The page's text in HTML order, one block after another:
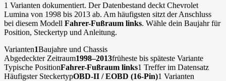
1 Varianten dokumentiert. Der Datenbestand deckt Chevrolet
Lumina von 1998 bis 2013 ab. Am häufigsten sitzt der Anschluss
bei diesem Modell Fahrer-Fußraum links. Wähle dein Baujahr für
Position, Steckertyp und Anleitung.
Varianten1Baujahre und Chassis
Abgedeckter Zeitraum1998–2013früheste bis späteste Variante
Typische PositionFahrer-Fußraum links1 Treffer im Datensatz
Häufigster SteckertypOBD-II / EOBD (16-Pin)1 Varianten